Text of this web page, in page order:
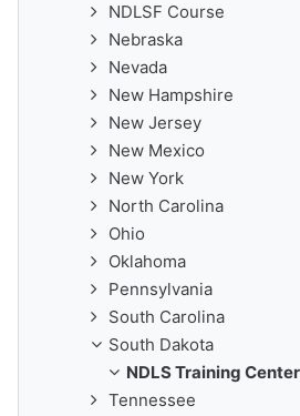
NDLSF Course
Nebraska
Nevada
New Hampshire
New Jersey
New Mexico
New York
North Carolina
Ohio
Oklahoma
Pennsylvania
South Carolina
South Dakota
NDLS Training
Tennessee